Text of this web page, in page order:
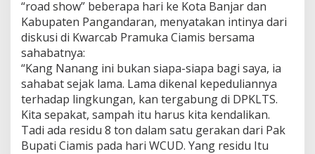
“road show” beberapa hari ke Kota Banjar dan
Kabupaten Pangandaran, menyatakan intinya dari
diskusi di Kwarcab Pramuka Ciamis bersama
sahabatnya:
“Kang Nanang ini bukan siapa-siapa bagi saya, ia
sahabat sejak lama. Lama dikenal kepeduliannya
terhadap lingkungan, kan tergabung di DPKLTS.
Kita sepakat, sampah itu harus kita kendalikan.
Tadi ada residu 8 ton dalam satu gerakan dari Pak
Bupati Ciamis pada hari WCUD. Yang residu Itu